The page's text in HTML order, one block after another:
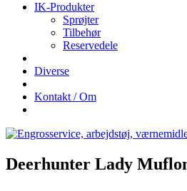
IK-Produkter
Sprøjter
Tilbehør
Reservedele
Diverse
Kontakt / Om
Deerhunter Lady